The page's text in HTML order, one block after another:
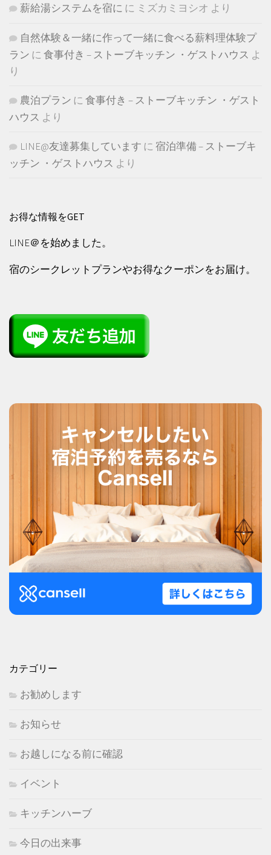
薪給湯システムを宿に に ミズカミヨシオ より
自然体験＆一緒に作って一緒に食べる薪料理体験プ
ラン に 食事付き – ストーブキッチン ・ゲストハウス よ
り
農泊プラン に 食事付き – ストーブキッチン ・ゲスト
ハウス より
LINE@友達募集しています に 宿泊準備 – ストーブキ
ッチン ・ゲストハウス より
お得な情報をGET
LINE＠を始めました。
宿のシークレットプランやお得なクーポンをお届け。
カテゴリー
お勧めします
お知らせ
お越しになる前に確認
イベント
キッチンハーブ
今日の出来事